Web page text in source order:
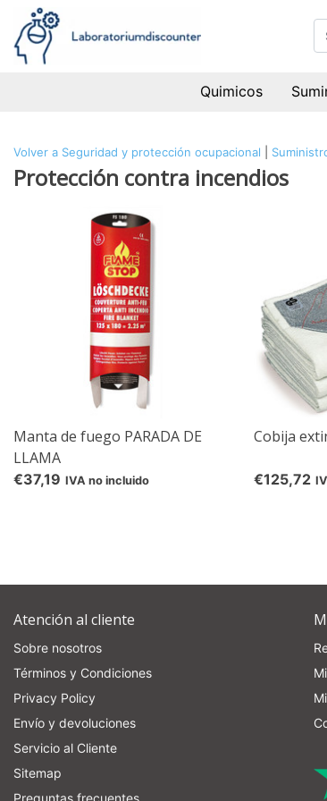
Quimicos
Volver a Seguridad y protección ocupacional
Protección contra incendios
Manta de fuego PARADA DE
LLAMA
€37,19 IVA no incluido
Cobija
€125,72
Atención al cliente
Sobre nosotros
Términos y Condiciones
Privacy Policy
Envío y devoluciones
Servicio al Cliente
Sitemap
Preguntas frecuentes